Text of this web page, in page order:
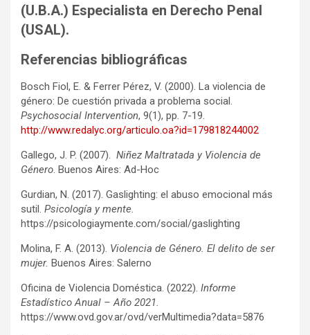
(U.B.A.) Especialista en Derecho Penal
(USAL).
Referencias bibliográficas
Bosch Fiol, E. & Ferrer Pérez, V. (2000). La violencia de
género: De cuestión privada a problema social.
Psychosocial Intervention, 9(1), pp. 7-19.
http://www.redalyc.org/articulo.oa?id=179818244002
Gallego, J. P. (2007). Niñez Maltratada y Violencia de
Género. Buenos Aires: Ad-Hoc
Gurdian, N. (2017). Gaslighting: el abuso emocional más
sutil. Psicología y mente.
https://psicologiaymente.com/social/gaslighting
Molina, F. A. (2013). Violencia de Género. El delito de ser
mujer. Buenos Aires: Salerno
Oficina de Violencia Doméstica. (2022). Informe
Estadístico Anual – Año 2021.
https://www.ovd.gov.ar/ovd/verMultimedia?data=5876